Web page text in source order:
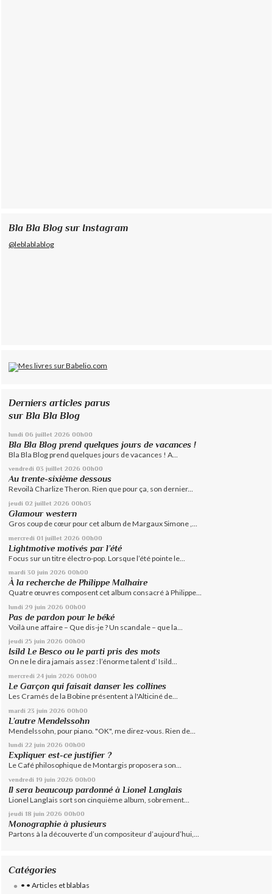
Bla Bla Blog sur Instagram
@leblablablog
Derniers articles parus
sur Bla Bla Blog
lundi 06 juillet 2026 00h00
Bla Bla Blog prend quelques jours de vacances !
Bla Bla Blog prend quelques jours de vacances ! A...
vendredi 03 juillet 2026 00h00
Au trente-sixième dessous
Revoilà Charlize Theron. Rien que pour ça, son dernier...
jeudi 02 juillet 2026 00h03
Glamour western
Gros coup de cœur pour cet album de Margaux Simone ,...
mercredi 01 juillet 2026 00h00
Lightmotive motivés par l’été
Focus sur un titre électro-pop. Lorsque l’été pointe le...
mardi 30 juin 2026 00h00
À la recherche de Philippe Malhaire
Quatre œuvres composent cet album consacré à Philippe...
lundi 29 juin 2026 00h00
Pas de pardon pour le béké
Voilà une affaire – Que dis-je ? Un scandale – que la...
jeudi 25 juin 2026 00h00
Isild Le Besco ou le parti pris des mots
On ne le dira jamais assez : l’énorme talent d’ Isild...
mercredi 24 juin 2026 00h00
Le Garçon qui faisait danser les collines
Les Cramés de la Bobine présentent à l'Alticiné de...
mardi 23 juin 2026 00h00
L’autre Mendelssohn
Mendelssohn, pour piano. "OK", me direz-vous. Rien de...
lundi 22 juin 2026 00h00
Expliquer est-ce justifier ?
Le Café philosophique de Montargis proposera son...
vendredi 19 juin 2026 00h00
Il sera beaucoup pardonné à Lionel Langlais
Lionel Langlais sort son cinquième album, sobrement...
jeudi 18 juin 2026 00h00
Monographie à plusieurs
Partons à la découverte d’un compositeur d’aujourd’hui,...
Catégories
• • Articles et blablas